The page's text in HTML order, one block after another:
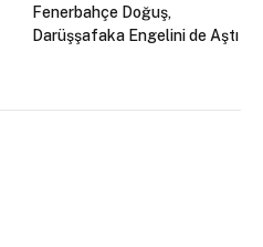
Fenerbahçe Doğuş,
Darüşşafaka Engelini de Aştı